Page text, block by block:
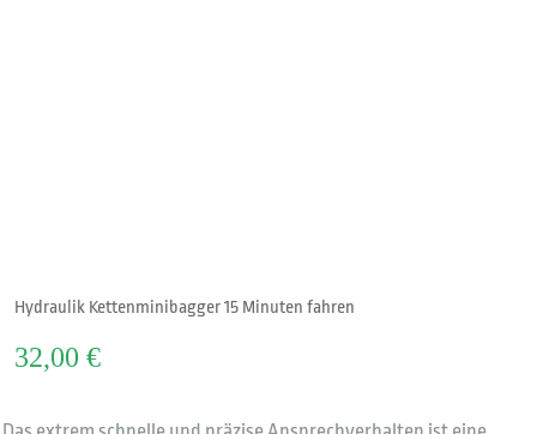
Hydraulik Kettenminibagger 15 Minuten fahren
32,00 €